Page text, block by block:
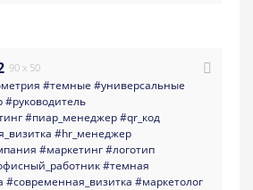
90 x 50
#темные #универсальные
#руководитель
#пиар_менеджер#qr_код
#hr_менеджер
#маркетинг#логотип
#темная
#современная_визитка #маркетолог